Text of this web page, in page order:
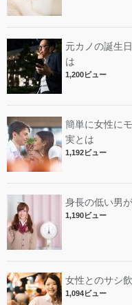
元カノの誕生
は
1,200ビュー
簡単に女性に
実とは
1,192ビュー
身長の低い男
1,190ビュー
女性とのサシ
1,094ビュー